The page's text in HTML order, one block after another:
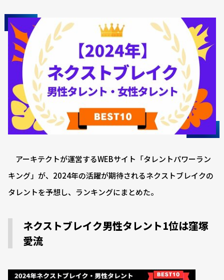
アーキテクトが運営するWEBサイト「タレントパワーラン
キング」が、2024年の活躍が期待されるネクストブレイクの
タレントを予想し、ランキングにまとめた。
ネクストブレイク男性タレント1位は窪塚
愛流